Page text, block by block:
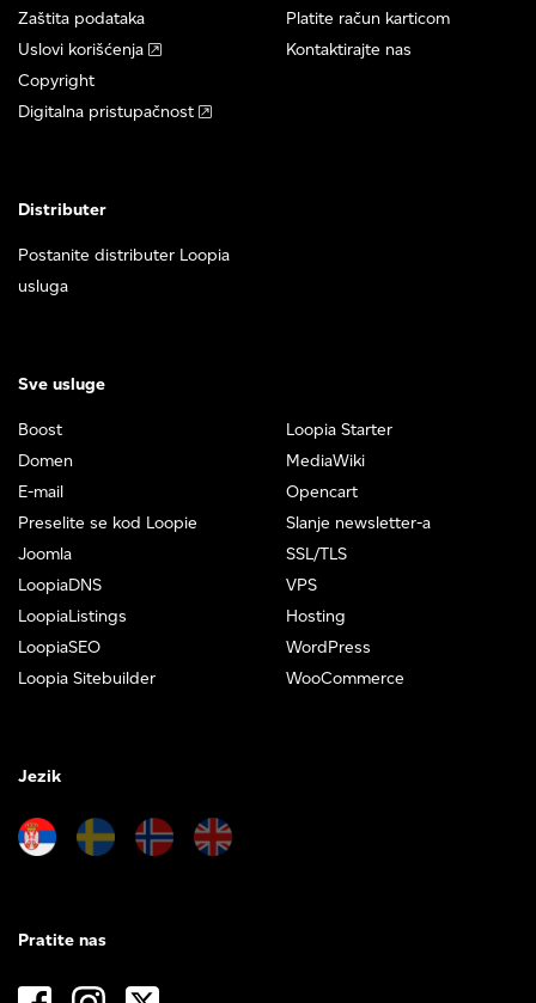
Zaštita podataka
Uslovi korišćenja
Copyright
Digitalna pristupačnost
Platite račun karticom
Kontaktirajte nas
Distributer
Postanite distributer Loopia
usluga
Sve usluge
Boost
Domen
E-mail
Preselite se kod Loopie
Joomla
LoopiaDNS
LoopiaListings
LoopiaSEO
Loopia Sitebuilder
Loopia Starter
MediaWiki
Opencart
Slanje newsletter-a
SSL/TLS
VPS
Hosting
WordPress
WooCommerce
Jezik
Pratite nas